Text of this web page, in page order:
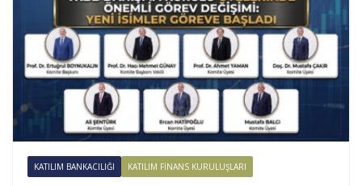
KATILIM BANKACILIĞI KATILIM FINANS KURULUŞLARI